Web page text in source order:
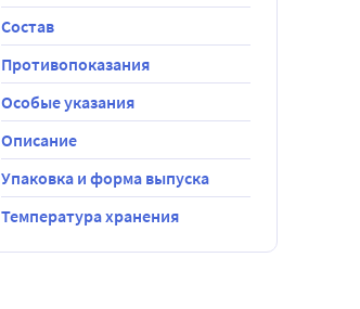
Состав
Противопоказания
Особые указания
Описание
Упаковка и форма выпуска
Температура хранения